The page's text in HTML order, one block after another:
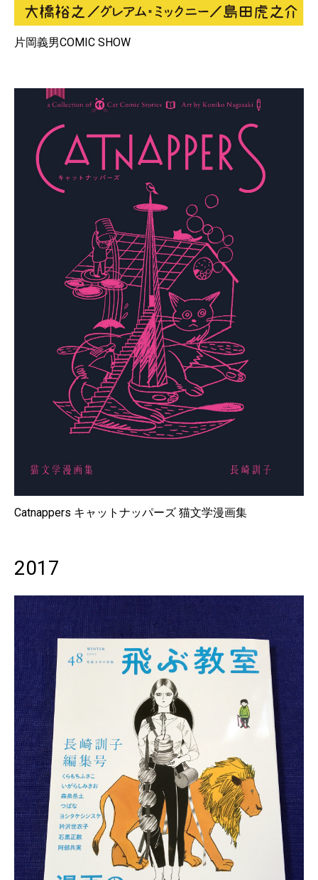
片岡義男COMIC SHOW
Catnappers キャットナッパーズ 猫文学漫画集
2017